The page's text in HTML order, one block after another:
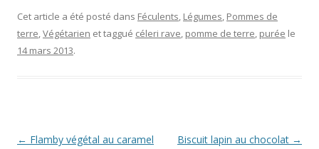
Cet article a été posté dans Féculents, Légumes, Pommes de
terre,Végétarien et taggué céleri rave, pomme de terre, purée le
14 mars 2013.
Navigation Article
← Flamby végétal au caramel
Biscuit lapin au chocolat →